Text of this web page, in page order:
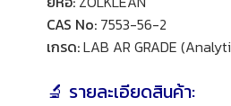
CAS No: 7553-56-2
เกรด:LAB AR GRADE
🔬 รายละเอียดสินค้า: